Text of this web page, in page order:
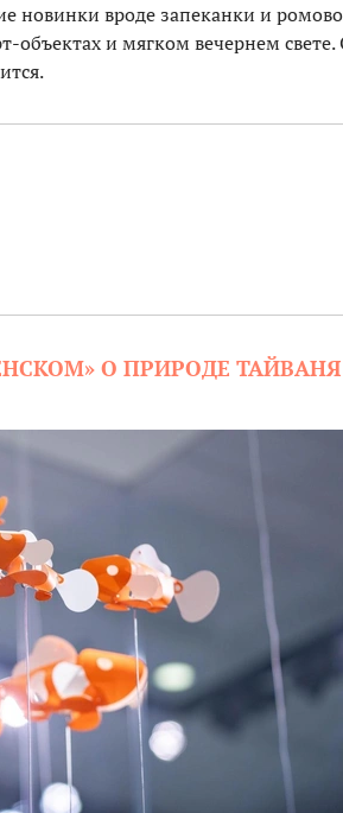
новинки вроде запеканки и
объектах и мягком вечернем
О ПРИРОДЕ ТАЙВАНЯ